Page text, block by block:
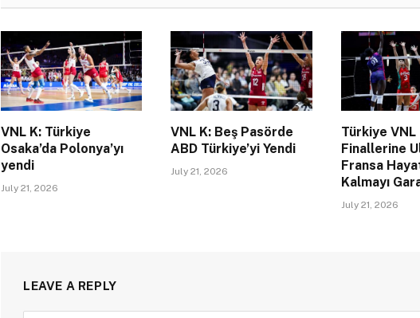
VNL K: Türkiye
Osaka’da Polonya’yı
yendi
July 21, 2026
VNL K: Beş Pasörde
ABD Türkiye’yi Yendi
July 21, 2026
Türkiye VNL
Finallerine
Fransa
Kalmayı
July 21, 2026
LEAVE A REPLY